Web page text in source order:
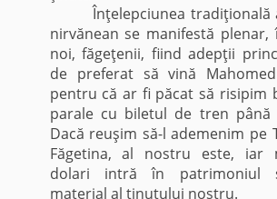
Înţelepciunea tradiţională
nirvănean se manifestă plenar,
noi, făgeţenii, fiind adepţii
de preferat să vină
pentru că ar fi păcat să risipim
parale cu biletul de tren până
Dacă reuşim să-l ademenim pe
Făgetina, al nostru este, iar
dolari intră în patrimoniul
material al ţinutului nostru.